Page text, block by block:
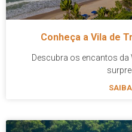
Conheça a Vila de
Descubra os encantos da